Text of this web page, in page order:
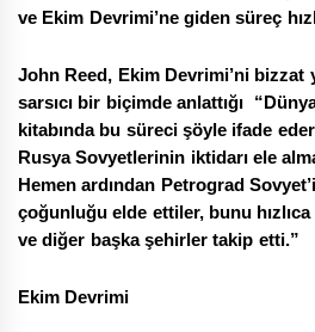
ve Ekim Devrimi’ne giden süreç
John Reed, Ekim Devrimi’ni bizzat
sarsıcı bir biçimde anlattığı
kitabında bu süreci şöyle ifade
Rusya Sovyetlerinin iktidarı ele
Hemen ardından Petrograd
çoğunluğu elde ettiler, bunu
ve diğer başka şehirler takip etti.”
Ekim Devrimi